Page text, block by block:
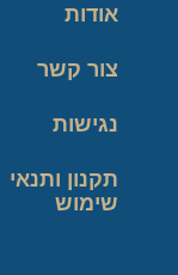
אודות
צור קשר
נגישות
תקנון ותנאי
שימוש